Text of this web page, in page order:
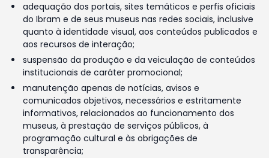
adequação dos portais, sites temáticos e perfis oficiais
do Ibram e de seus museus nas redes sociais, inclusive
quanto à identidade visual, aos conteúdos publicados e
aos recursos de interação;
suspensão da produção e da veiculação de conteúdos
institucionais de caráter promocional;
manutenção apenas de notícias, avisos e
comunicados objetivos, necessários e estritamente
informativos, relacionados ao funcionamento dos
museus, à prestação de serviços públicos, à
programação cultural e às obrigações de
transparência;